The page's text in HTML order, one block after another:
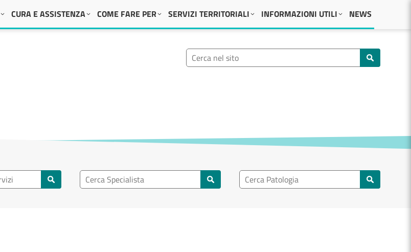
CURA E ASSISTENZA COME FARE PER SERVIZI TERRITORIALI INFORMAZIONI UTILI NEWS
Ricerca nel sito
Ricerca specialisti Ricerca nel patologia